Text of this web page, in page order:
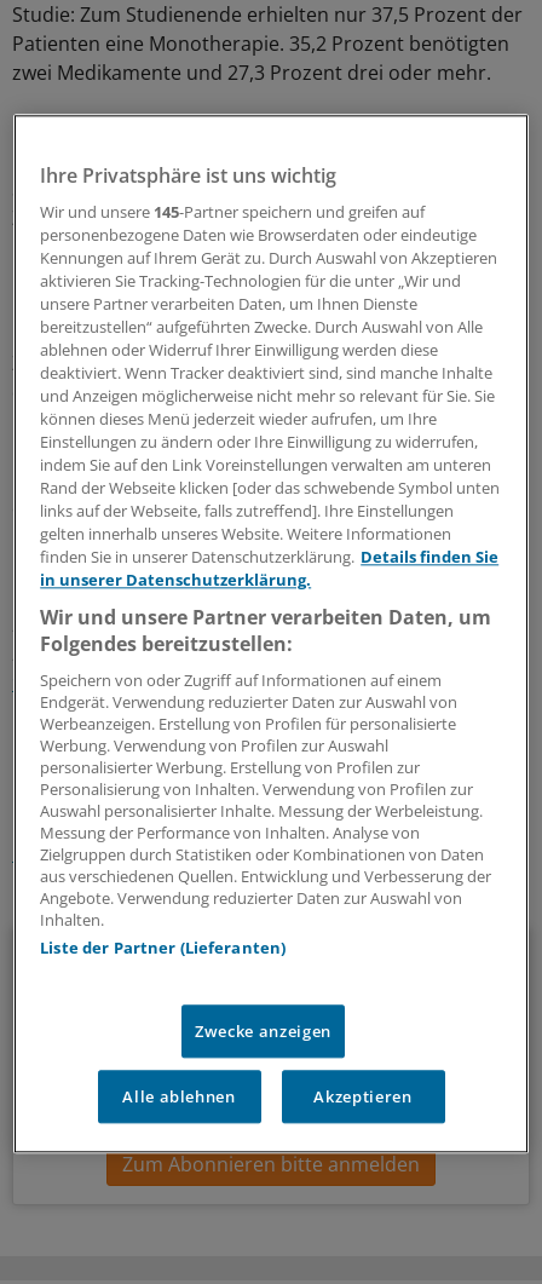
Studie: Zum Studienende erhielten nur 37,5 Prozent der
Patienten eine Monotherapie. 35,2 Prozent benötigten
zwei Medikamente und 27,3 Prozent drei oder mehr.
Stellenwert von Kombi-Therapien an und haben die
Zweierkombination gleichberechtigt neben die
Monotherapie auf Stufe eins des medikamentösen
Behandlungsschemas gestellt.
In Deutschland wird eine niedrigdosierte initiale
Zweierkombination empfohlen. In den USA besteht in
den JCN (Joint National Committee on Prevention,
Dedection, Evaluation and Treatment of High Blood
Pressure)-Leitlinien diese initiale Einschränkung nicht.
Experten plädieren sogar dezidiert für den Start mit
einer hoch dosierten Zweifachkombi, wenn der bei der
Erstdiagnose gemessene Wert mehr als 20/10 mmHg
über dem Zielwert liegt.
Deutsche und internationale Leitlinien zu diversen
Indikationen gibt es hier:www.awmf-online.de
www.leitlinien.de
Schlagworte:
Bluthochdruck
Ihr Newsletter zum Thema
Kardiologie
Alles, was das Herz begehrt: In diesem Newsletter berichten
wir über neue Entwicklungen in der Kardiologie.
alle 2 Wochen (Mittwoch)
Zum Abonnieren bitte anmelden
Ihre Privatsphäre ist uns wichtig
Wir und unsere 145-Partner speichern und greifen auf
personenbezogene Daten wie Browserdaten oder eindeutige
Kennungen auf Ihrem Gerät zu. Durch Auswahl von Akzeptieren
aktivieren Sie Tracking-Technologien für die unter „Wir und
unsere Partner verarbeiten Daten, um Ihnen Dienste
bereitzustellen“ aufgeführten Zwecke. Durch Auswahl von Alle
ablehnen oder Widerruf Ihrer Einwilligung werden diese
deaktiviert. Wenn Tracker deaktiviert sind, sind manche Inhalte
und Anzeigen möglicherweise nicht mehr so relevant für Sie. Sie
können dieses Menü jederzeit wieder aufrufen, um Ihre
Einstellungen zu ändern oder Ihre Einwilligung zu widerrufen,
indem Sie auf den Link Voreinstellungen verwalten am unteren
Rand der Webseite klicken [oder das schwebende Symbol unten
links auf der Webseite, falls zutreffend]. Ihre Einstellungen
gelten innerhalb unseres Website. Weitere Informationen
finden Sie in unserer Datenschutzerklärung. Details finden Sie
in unserer Datenschutzerklärung.
Wir und unsere Partner verarbeiten Daten, um
Folgendes bereitzustellen:
Speichern von oder Zugriff auf Informationen auf einem
Endgerät. Verwendung reduzierter Daten zur Auswahl von
Werbeanzeigen. Erstellung von Profilen für personalisierte
Werbung. Verwendung von Profilen zur Auswahl
personalisierter Werbung. Erstellung von Profilen zur
Personalisierung von Inhalten. Verwendung von Profilen zur
Auswahl personalisierter Inhalte. Messung der Werbeleistung.
Messung der Performance von Inhalten. Analyse von
Zielgruppen durch Statistiken oder Kombinationen von Daten
aus verschiedenen Quellen. Entwicklung und Verbesserung der
Angebote. Verwendung reduzierter Daten zur Auswahl von
Inhalten.
Liste der Partner (Lieferanten)
Zwecke anzeigen
Alle ablehnen Akzeptieren